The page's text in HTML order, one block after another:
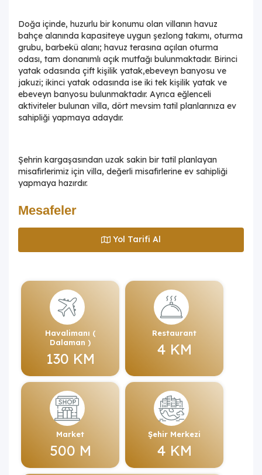
Doğa içinde, huzurlu bir konumu olan villanın havuz
bahçe alanında kapasiteye uygun şezlong takımı, oturma
grubu, barbekü alanı; havuz terasına açılan oturma
odası, tam donanımlı açık mutfağı bulunmaktadır. Birinci
yatak odasında çift kişilik yatak,ebeveyn banyosu ve
jakuzi; ikinci yatak odasında ise iki tek kişilik yatak ve
ebeveyn banyosu bulunmaktadır. Ayrıca eğlenceli
aktiviteler bulunan villa, dört mevsim tatil planlarınıza ev
sahipliği yapmaya adaydır.
Şehrin kargaşasından uzak sakin bir tatil planlayan
misafirlerimiz için villa, değerli misafirlerine ev sahipliği
yapmaya hazırdır.
Mesafeler
Yol Tarifi Al
Havalimanı (
Dalaman )
130 KM
Restaurant
4 KM
Market
500 M
Şehir Merkezi
4 KM